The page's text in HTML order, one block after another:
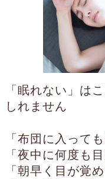
「眠れない」は
しれません
「布団に入って
「夜中に何度も
「朝早く目が覚